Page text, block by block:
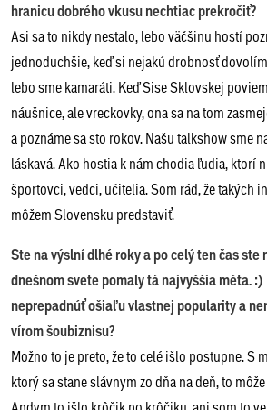
hranicu dobrého vkusu nechtiac prekročiť?
Asi sa to nikdy nestalo, lebo väčšinu hostí
jednoduchšie, keď si nejakú drobnosť
lebo sme kamaráti. Keď Sise Sklovskej
náušnice, ale vreckovky, ona sa na tom
a poznáme sa sto rokov. Našu talkshow sme
láskavá. Ako hostia k nám chodia ľudia, ktorí
športovci, vedci, učitelia. Som rád, že takých
môžem Slovensku predstaviť.
Ste na výslní dlhé roky a po celý ten čas ste
dnešnom svete pomaly tá najvyššia méta. :)
neprepadnúť ošiaľu vlastnej popularity a
vírom šoubiznisu?
Možno to je preto, že to celé išlo postupne. S
ktorý sa stane slávnym zo dňa na deň, to